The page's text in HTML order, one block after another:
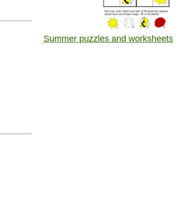
Summer puzzles and worksheets